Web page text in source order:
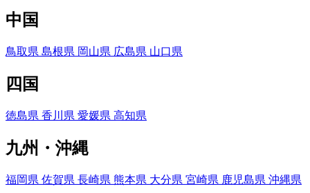
中国
鳥取県 島根県 岡山県 広島県 山口県
四国
徳島県 香川県 愛媛県 高知県
九州・沖縄
福岡県 佐賀県 長崎県 熊本県 大分県 宮崎県 鹿児島県 沖縄県